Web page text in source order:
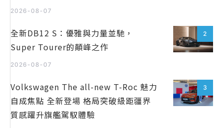
2026-08-07
2
全新DB12 S：優雅與力量並馳，
Super Tourer的顛峰之作
2026-08-07
3
Volkswagen The all-new T-Roc 魅力
自成焦點 全新登場 格局突破級距疆界
質感躍升旗艦駕馭體驗